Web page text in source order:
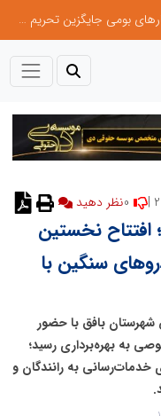
مدیران خلاق و تاب آوری صنعتی؛ وقتی راهکارهای بومی جایگزین تحریم میشود
نظر دهید
نخستین
سنگین با
بافق با حضور
به بهره‌برداری رسید؛
خدمات‌رسانی به رانندگان و